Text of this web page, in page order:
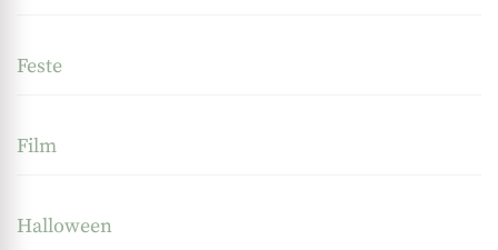
Feste
Film
Halloween